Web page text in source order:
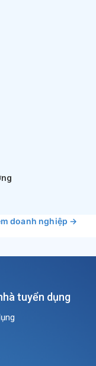
doanh nghiệp →
tuyển dụng